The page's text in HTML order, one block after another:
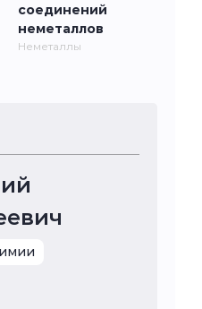
соединений
неметаллов
Неметаллы